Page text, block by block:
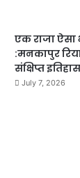
एक राजा ऐसा
:मनकापुर
संक्षिप्त इतिहास
July 7, 2026